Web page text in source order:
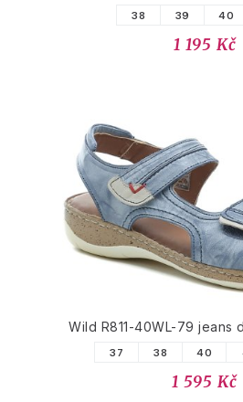
38 39 40
1 195 Kč
Wild R811-40WL-79 jeans
37 38 40
1 595 Kč